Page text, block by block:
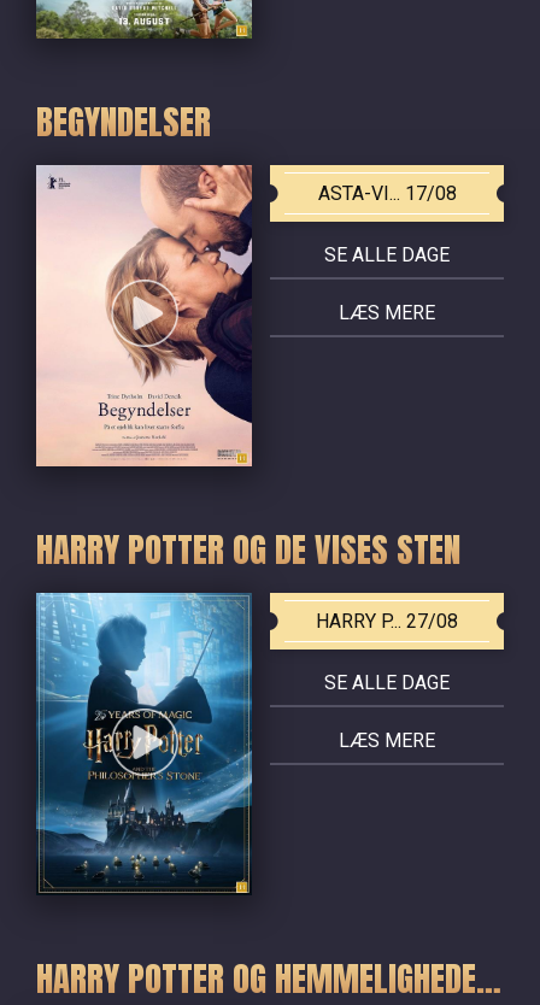
BEGYNDELSER
ASTA-VI... 17/08
SE ALLE DAGE
LÆS MERE
HARRY POTTER OG DE VISES STEN
HARRY P... 27/08
SE ALLE DAGE
LÆS MERE
HARRY POTTER OG HEMMELIGHEDERNES KAMMER